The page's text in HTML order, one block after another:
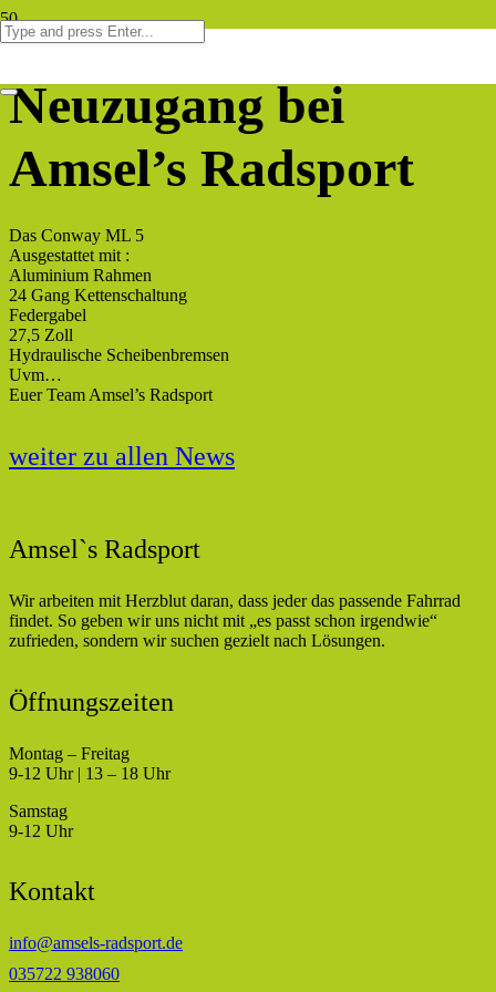
Neuzugang bei
Amsel’s Radsport
Das Conway ML 5
Ausgestattet mit :
Aluminium Rahmen
24 Gang Kettenschaltung
Federgabel
27,5 Zoll
Hydraulische Scheibenbremsen
Uvm…
Euer Team Amsel’s Radsport
weiter zu allen News
Amsel`s Radsport
Wir arbeiten mit Herzblut daran, dass jeder das passende Fahrrad
findet. So geben wir uns nicht mit „es passt schon irgendwie“
zufrieden, sondern wir suchen gezielt nach Lösungen.
Öffnungszeiten
Montag – Freitag
9-12 Uhr | 13 – 18 Uhr
Samstag
9-12 Uhr
Kontakt
info@amsels-radsport.de
035722 938060